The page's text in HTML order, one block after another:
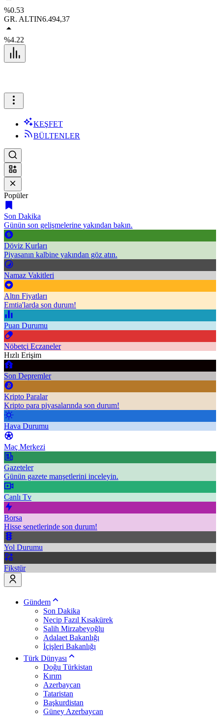
%0.53
GR. ALTIN6.494,37
%4.22
KEŞFET
BÜLTENLER
Popüler
Son Dakika
Günün son gelişmelerine yakından bakın.
Döviz Kurları
Piyasanın kalbine yakından göz atın.
Namaz Vakitleri
Altın Fiyatları
Emtia'larda son durum!
Puan Durumu
Nöbetçi Eczaneler
Hızlı Erişim
Son Depremler
Kripto Paralar
Kripto para piyasalarında son durum!
Hava Durumu
Maç Merkezi
Gazeteler
Günün gazete manşetlerini inceleyin.
Canlı Tv
Borsa
Hisse senetlerinde son durum!
Yol Durumu
Fikstür
Gündem
Son Dakika
Necip Fazıl Kısakürek
Salih Mirzabeyoğlu
Adalaet Bakanlığı
İçişleri Bakanlığı
Türk Dünyası
Doğu Türkistan
Kırım
Azerbaycan
Tataristan
Başkurdistan
Güney Azerbaycan